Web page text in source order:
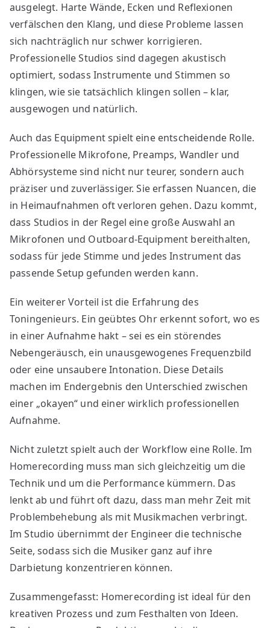
ausgelegt. Harte Wände, Ecken und Reflexionen
verfälschen den Klang, und diese Probleme lassen
sich nachträglich nur schwer korrigieren.
Professionelle Studios sind dagegen akustisch
optimiert, sodass Instrumente und Stimmen so
klingen, wie sie tatsächlich klingen sollen – klar,
ausgewogen und natürlich.
Auch das Equipment spielt eine entscheidende Rolle.
Professionelle Mikrofone, Preamps, Wandler und
Abhörsysteme sind nicht nur teurer, sondern auch
präziser und zuverlässiger. Sie erfassen Nuancen, die
in Heimaufnahmen oft verloren gehen. Dazu kommt,
dass Studios in der Regel eine große Auswahl an
Mikrofonen und Outboard-Equipment bereithalten,
sodass für jede Stimme und jedes Instrument das
passende Setup gefunden werden kann.
Ein weiterer Vorteil ist die Erfahrung des
Toningenieurs. Ein geübtes Ohr erkennt sofort, wo es
in einer Aufnahme hakt – sei es ein störendes
Nebengeräusch, ein unausgewogenes Frequenzbild
oder eine unsaubere Intonation. Diese Details
machen im Endergebnis den Unterschied zwischen
einer „okayen“ und einer wirklich professionellen
Aufnahme.
Nicht zuletzt spielt auch der Workflow eine Rolle. Im
Homerecording muss man sich gleichzeitig um die
Technik und um die Performance kümmern. Das
lenkt ab und führt oft dazu, dass man mehr Zeit mit
Problembehebung als mit Musikmachen verbringt.
Im Studio übernimmt der Engineer die technische
Seite, sodass sich die Musiker ganz auf ihre
Darbietung konzentrieren können.
Zusammengefasst: Homerecording ist ideal für den
kreativen Prozess und zum Festhalten von Ideen.